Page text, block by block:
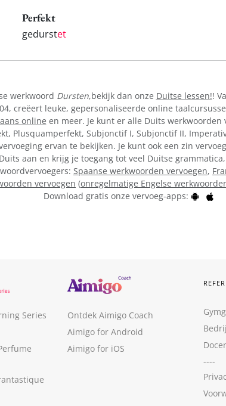
Perfekt
gedurstet
werkwoord Dursten,bekijk dan onze Duitse lessen!!
creëert leuke, gepersonaliseerde online
online en meer. Je kunt er alle Duits
Plusquamperfekt, Subjonctif I, Subjonctif II,
ervan te bekijken. Je kunt ook een zin
aan en krijg je toegang tot veel Duitse
Spaanse werkwoorden vervoegen,
vervoegen (onregelmatige Engelse
Download gratis onze vervoeg-apps:
Series
Ontdek Aimigo Coach
Aimigo for Android
Aimigo for iOS
----